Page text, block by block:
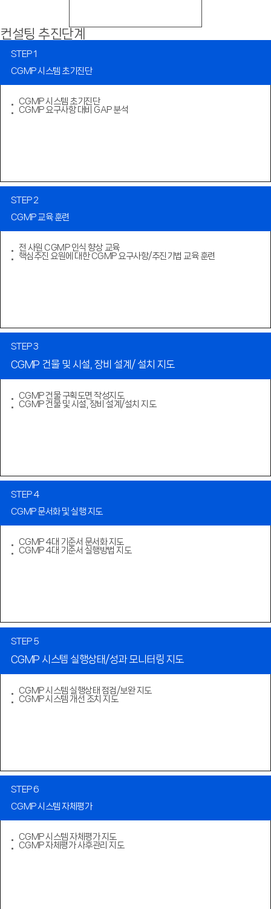
컨설팅 추진단계
STEP 1
CGMP 시스템 초기진단
CGMP 시스템 초기진단
CGMP 요구사항 대비 GAP 분석
STEP 2
CGMP 교육 훈련
전 사원 CGMP 인식 향상 교육
핵심추진 요원에 대한 CGMP 요구사항/추진기법 교육 훈련
STEP 3
CGMP 건물 및 시설, 장비 설계/ 설치 지도
CGMP 건물 구획도면 작성지도
CGMP 건물 및 시설, 장비 설계/설치 지도
STEP 4
CGMP 문서화 및 실행 지도
CGMP 4대 기준서 문서화 지도
CGMP 4대 기준서 실행방법 지도
STEP 5
CGMP 시스템 실행상태/성과 모니터링 지도
CGMP 시스템 실행상태 점검/보완 지도
CGMP 시스템 개선 조치 지도
STEP 6
CGMP 시스템 자체평가
CGMP 시스템 자체평가 지도
CGMP 자체평가 사후관리 지도